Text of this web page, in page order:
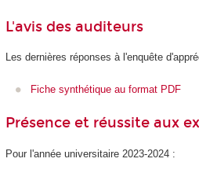
L'avis des auditeurs
Les dernières réponses à l'enquête
Fiche synthétique au format PDF
Présence et réussite aux
Pour l'année universitaire 2023-2024 :